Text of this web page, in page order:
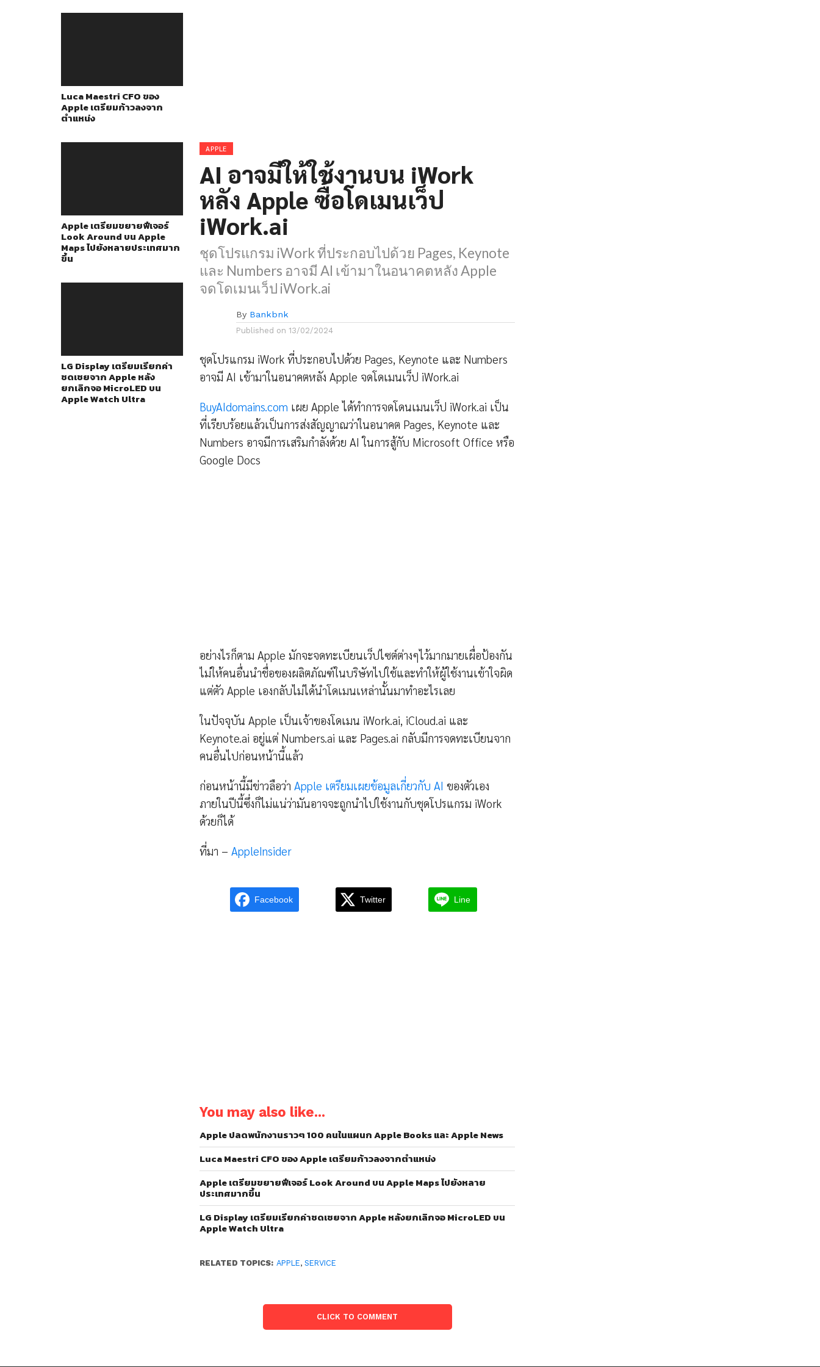
Luca Maestri CFO ของ
Apple เตรียมก้าวลงจาก
ตำแหน่ง
Apple เตรียมขยายฟีเจอร์
Look Around บน Apple
Maps ไปยังหลายประเทศมาก
ขึ้น
LG Display เตรียมเรียกค่า
ชดเชยจาก Apple หลัง
ยกเลิกจอ MicroLED บน
Apple Watch Ultra
APPLE
AI อาจมีให้ใช้งานบน iWork
หลัง Apple ซื้อโดเมนเว็ป
iWork.ai
ชุดโปรแกรม iWork ที่ประกอบไปด้วย Pages, Keynote
และ Numbers อาจมี AI เข้ามาในอนาคตหลัง Apple
จดโดเมนเว็ป iWork.ai
By Bankbnk
Published on 13/02/2024
ชุดโปรแกรม iWork ที่ประกอบไปด้วย Pages, Keynote และ Numbers
อาจมี AI เข้ามาในอนาคตหลัง Apple จดโดเมนเว็ป iWork.ai
BuyAIdomains.com เผย Apple ได้ทำการจดโดนเมนเว็ป iWork.ai เป็น
ที่เรียบร้อยแล้วเป็นการส่งสัญญาณว่าในอนาคต Pages, Keynote และ
Numbers อาจมีการเสริมกำลังด้วย AI ในการสู้กับ Microsoft Office หรือ
Google Docs
อย่างไรก็ตาม Apple มักจะจดทะเบียนเว็ปไซต์ต่างๆไว้มากมายเผื่อป้องกัน
ไม่ให้คนอื่นนำชื่อของผลิตภัณฑ์ในบริษัทไปใช้และทำให้ผู้ใช้งานเข้าใจผิด
แต่ตัว Apple เองกลับไม่ได้นำโดเมนเหล่านั้นมาทำอะไรเลย
ในปัจจุบัน Apple เป็นเจ้าของโดเมน iWork.ai, iCloud.ai และ
Keynote.ai อยู่แต่ Numbers.ai และ Pages.ai กลับมีการจดทะเบียนจาก
คนอื่นไปก่อนหน้านี้แล้ว
ก่อนหน้านี้มีข่าวลือว่า Apple เตรียมเผยข้อมูลเกี่ยวกับ AI ของตัวเอง
ภายในปีนี้ซึ่งก็ไม่แน่ว่ามันอาจจะถูกนำไปใช้งานกับชุดโปรแกรม iWork
ด้วยก็ได้
ที่มา –AppleInsider
Facebook Twitter Line
You may also like...
Apple ปลดพนักงานราวๆ 100 คนในแผนก Apple Books และ Apple News
Luca Maestri CFO ของ Apple เตรียมก้าวลงจากตำแหน่ง
Apple เตรียมขยายฟีเจอร์ Look Around บน Apple Maps ไปยังหลาย
ประเทศมากขึ้น
LG Display เตรียมเรียกค่าชดเชยจาก Apple หลังยกเลิกจอ MicroLED บน
Apple Watch Ultra
RELATED TOPICS: APPLE,SERVICE
CLICK TO COMMENT